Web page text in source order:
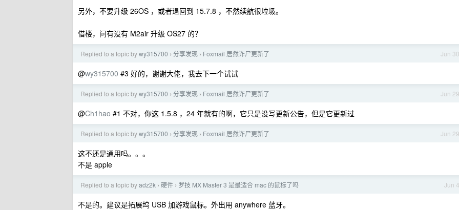
另外，不要升级 26OS ，或者退回到 15.7.8 ，不然续航很垃圾。
借楼，问有没有 M2air 升级 OS27 的？
Jun 30
Replied to a topic bywy315700 › 分享发现 › Foxmail 居然诈尸更新了
@wy315700 #3 好的，谢谢大佬，我去下一个试试
Jun 29
Replied to a topic bywy315700 › 分享发现 › Foxmail 居然诈尸更新了
@Ch1hao #1 不对，你这 1.5.8 ，24 年就有的啊，它只是没写更新公告，但是它更新过
Jun 29
Replied to a topic bywy315700 › 分享发现 › Foxmail 居然诈尸更新了
这不还是通用吗。。。
不是 apple
Jun 4
Replied to a topic byadz2k › 硬件 › 罗技 MX Master 3 是最适合 mac 的鼠标了吗
不是的。建议是拓展坞 USB 加游戏鼠标。外出用 anywhere 蓝牙。